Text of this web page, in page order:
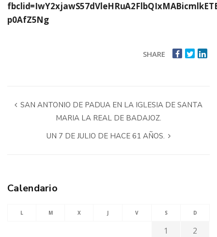
p0AfZ5Ng
SHARE
SAN ANTONIO DE PADUA EN LA IGLESIA DE SANTA
MARIA LA REAL DE BADAJOZ.
UN 7 DE JULIO DE HACE 61 AÑOS.
Calendario
L M X J V S D
1
2